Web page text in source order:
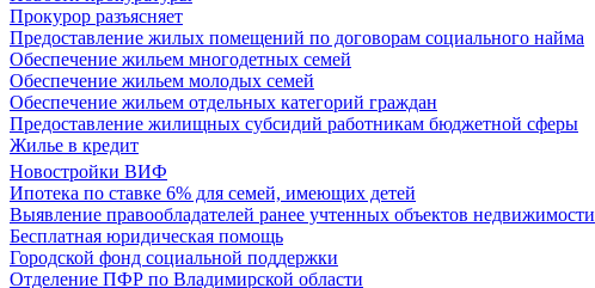
Прокурор разъясняет
Предоставление жилых помещений по договорам социального найма
Обеспечение жильем многодетных семей
Обеспечение жильем молодых семей
Обеспечение жильем отдельных категорий граждан
Предоставление жилищных субсидий работникам бюджетной сферы
Жилье в кредит
Новостройки ВИФ
Ипотека по ставке 6% для семей, имеющих детей
Выявление правообладателей ранее учтенных объектов недвижимости
Бесплатная юридическая помощь
Городской фонд социальной поддержки
Отделение ПФР по Владимирской области